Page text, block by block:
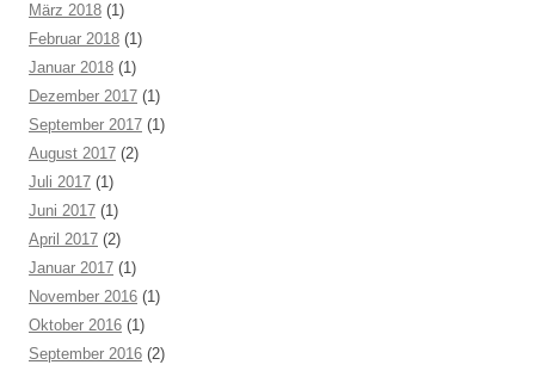
März 2018 (1)
Februar 2018 (1)
Januar 2018 (1)
Dezember 2017 (1)
September 2017 (1)
August 2017 (2)
Juli 2017 (1)
Juni 2017 (1)
April 2017 (2)
Januar 2017 (1)
November 2016 (1)
Oktober 2016 (1)
September 2016 (2)